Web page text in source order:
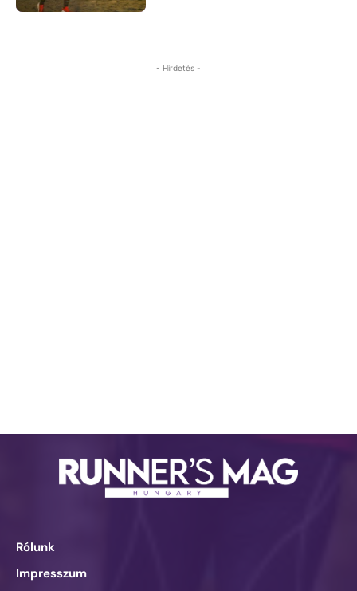
- Hirdetés -
Rólunk
Impresszum